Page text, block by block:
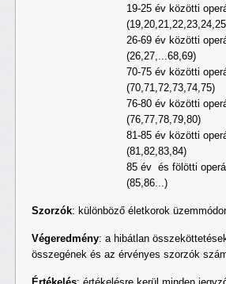
19-25 év közötti
26-69 év közötti
(26,27,...68,69)
70-75 év közötti
(70,71,72,73,74,75)
76-80 év közötti
(76,77,78,79,80)
81-85 év közötti
(81,82,83,84)
85 év és fölötti
(85,86...)
Szorzók: különböző életkorok
Végeredmény: a hibátlan
összegének és az érvényes szorzók